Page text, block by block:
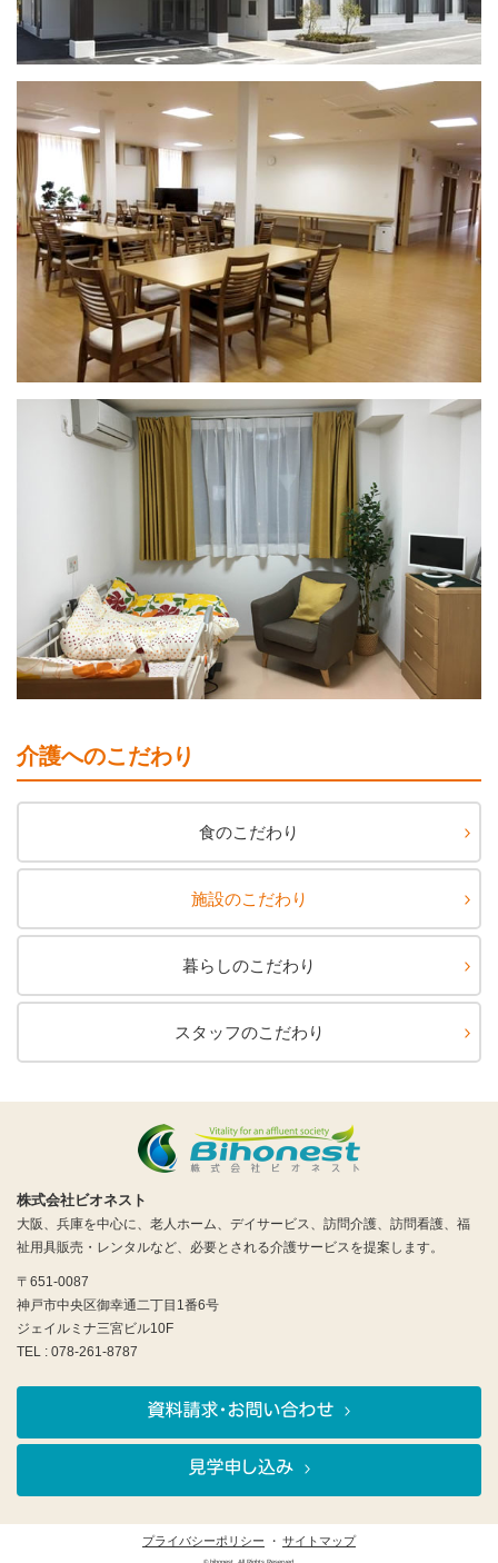
介護へのこだわり
食のこだわり
施設のこだわり
暮らしのこだわり
スタッフのこだわり
株式会社ビオネスト
大阪、兵庫を中心に、老人ホーム、デイサービス、訪問介護、訪問看護、福
祉用具販売・レンタルなど、必要とされる介護サービスを提案します。
〒651-0087
神戸市中央区御幸通二丁目1番6号
ジェイルミナ三宮ビル10F
TEL : 078-261-8787
プライバシーポリシー サイトマップ
© bihonest. All Rights Reserved.